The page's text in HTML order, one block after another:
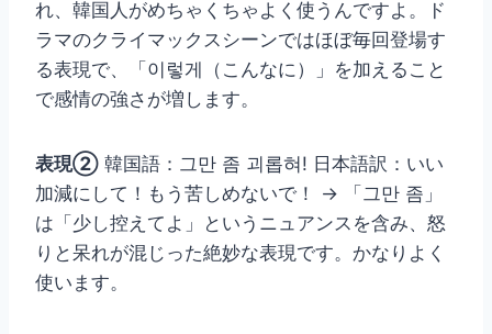
れ、韓国人がめちゃくちゃよく使うんですよ。ド
ラマのクライマックスシーンではほぼ毎回登場す
る表現で、「이렇게（こんなに）」を加えること
で感情の強さが増します。
表現② 韓国語：그만 좀 괴롭혀! 日本語訳：いい
加減にして！もう苦しめないで！ → 「그만 좀」
は「少し控えてよ」というニュアンスを含み、怒
りと呆れが混じった絶妙な表現です。かなりよく
使います。